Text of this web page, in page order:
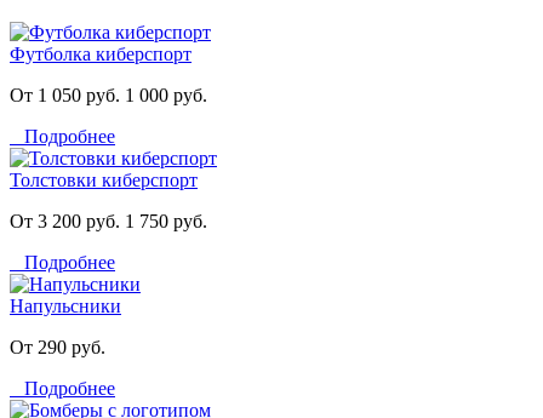
Футболка киберспорт
От 1 050 руб. 1 000 руб.
Подробнее
Толстовки киберспорт
От 3 200 руб. 1 750 руб.
Подробнее
Напульсники
От 290 руб.
Подробнее